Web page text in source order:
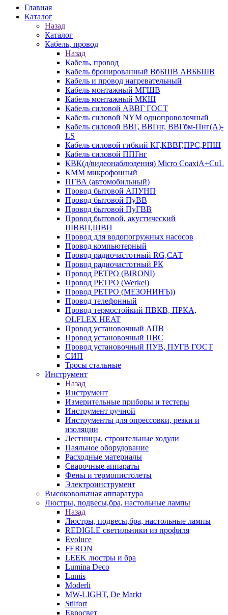
Главная
Каталог
Назад
Каталог
Кабель, провод
Назад
Кабель, провод
Кабель бронированный ВбБШВ АВББШВ
Кабель и провод нагревательный
Кабель монтажный МГШВ
Кабель монтажный МКШ
Кабель силовой АВВГ ГОСТ
Кабель силовой NYM однопроволочный
Кабель силовой ВВГ, ВВГнг, ВВГбм-Пнг(А)-
LS
Кабель силовой гибкий КГ,КВВГ,ПРС,РПШ
Кабель силовой ППГнг
КВК(д/видеонаблюдения) Micro CoaxiA+CuL
КММ микрофонный
ПГВА (автомобильный)
Провод бытовой АПУНП
Провод бытовой ПуВВ
Провод бытовой ПуГВВ
Провод бытовой, акустический
ШВВП,ШВП
Провод для водопогружных насосов
Провод компьютерный
Провод радиочастотный RG,САТ
Провод радиочастотный РК
Провод РЕТРО (BIRONI)
Провод РЕТРО (Werkel)
Провод РЕТРО (МЕЗОНИНЪ))
Провод телефонный
Провод термостойкий ПВКВ, ПРКА,
OLFLEX HEAT
Провод установочный АПВ
Провод установочный ПВС
Провод установочный ПУВ, ПУГВ ГОСТ
СИП
Тросы стальные
Инструмент
Назад
Инструмент
Измерительные приборы и тестеры
Инструмент ручной
Инструменты для опрессовки, резки и
изоляции
Лестницы, строительные ходули
Паяльное оборудование
Расходные материалы
Сварочные аппараты
Фены и термопистолеты
Электроинструмент
Высоковольтная аппаратура
Люстры, подвесы,бра, настольные лампы
Назад
Люстры, подвесы,бра, настольные лампы
REDIGLE светильники из профиля
Evoluce
FERON
LEEK люстры и бра
Lumina Deco
Lumis
Moderli
MW-LIGHT, De Markt
Stilfort
Евросвет